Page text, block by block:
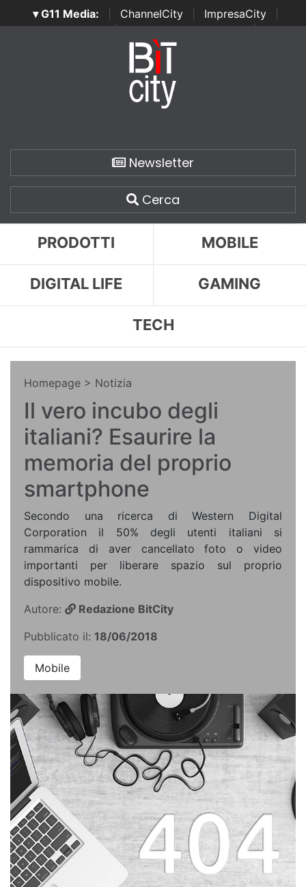
▾ G11 Media: ChannelCity ImpresaCity
SecurityOpenLab | Italian Channel Awards | Italian
Italian Security Awards
Newsletter
Cerca
PRODOTTI MOBILE
DIGITAL LIFE GAMING
TECH
Homepage > Notizia
Il vero incubo degli
italiani? Esaurire la
memoria del proprio
smartphone
Secondo una ricerca di Western Digital
Corporation il 50% degli utenti italiani si
rammarica di aver cancellato foto o video
importanti per liberare spazio sul proprio
dispositivo mobile.
Autore:
Redazione BitCity
Pubblicato il: 18/06/2018
Mobile